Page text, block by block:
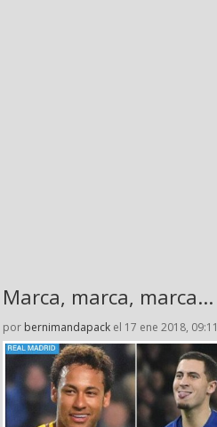
Marca, marca, marca...
por bernimandapack el 17 ene 2018, 09:11